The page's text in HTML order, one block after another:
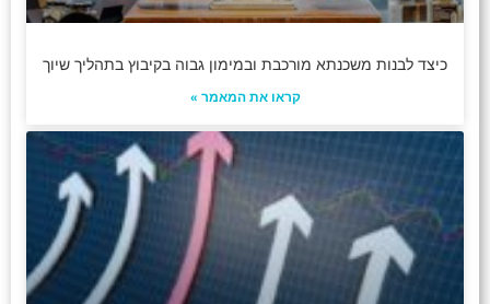
כיצד לבנות משכנתא מורכבת ובמימון גבוה בקיבוץ בתהליך שיוך
קראו את המאמר »